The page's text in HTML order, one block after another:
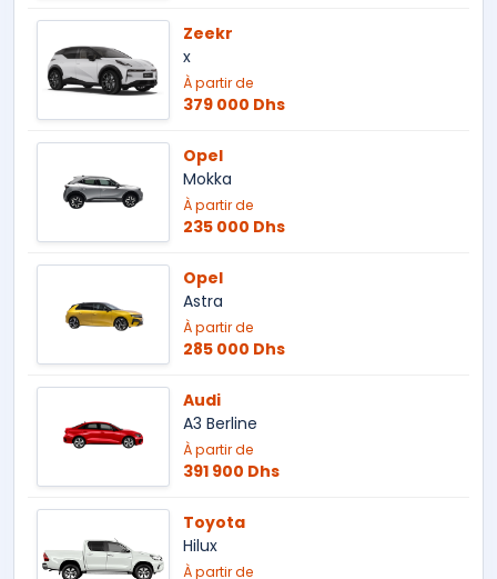
Zeekr
x
À partir de
379 000 Dhs
Opel
Mokka
À partir de
235 000 Dhs
Opel
Astra
À partir de
285 000 Dhs
Audi
A3 Berline
À partir de
391 900 Dhs
Toyota
Hilux
À partir de